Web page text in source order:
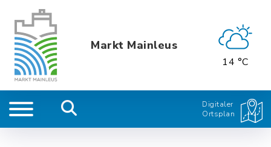
Markt Mainleus
14 °C
Digitaler
Ortsplan